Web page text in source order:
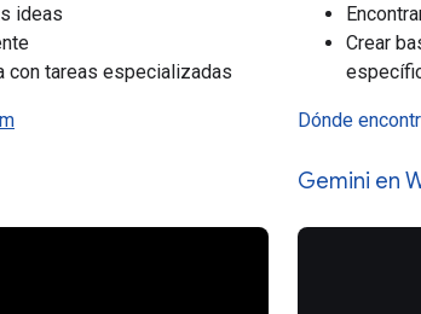
ideas
con tareas especializadas
Crear
Dónde
Gemini en